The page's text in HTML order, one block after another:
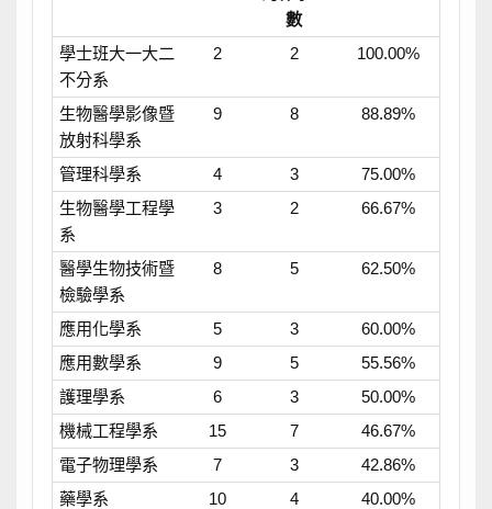
數
學士班大一大二
不分系
2 2 100.00%
生物醫學影像暨
放射科學系
9 8 88.89%
管理科學系 4 3
75.00%
生物醫學工程學
系
3 2 66.67%
醫學生物技術暨
檢驗學系
8 5 62.50%
應用化學系 5 3
60.00%
應用數學系
9 5
55.56%
護理學系
6 3
50.00%
機械工程學系
15 7
46.67%
電子物理學系
7 3
42.86%
藥學系
10 4
40.00%